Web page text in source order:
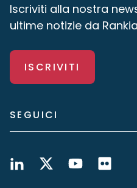
Iscriviti alla nostra
ultime notizie da
ISCRIVITI
SEGUICI